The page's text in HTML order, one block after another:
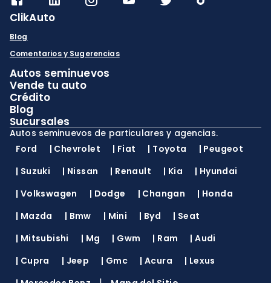
ClikAuto
Blog
Comentarios y Sugerencias
Autos seminuevos
Vende tu auto
Crédito
Blog
Sucursales
Autos seminuevos de particulares y agencias.
Ford
| Chevrolet | Fiat | Toyota | Peugeot
| Suzuki | Nissan | Renault | Kia | Hyundai
| Volkswagen | Dodge | Changan | Honda
| Mazda | Bmw | Mini | Byd | Seat
| Mitsubishi | Mg | Gwm | Ram |Audi
| Cupra | Jeep | Gmc |Acura | Lexus